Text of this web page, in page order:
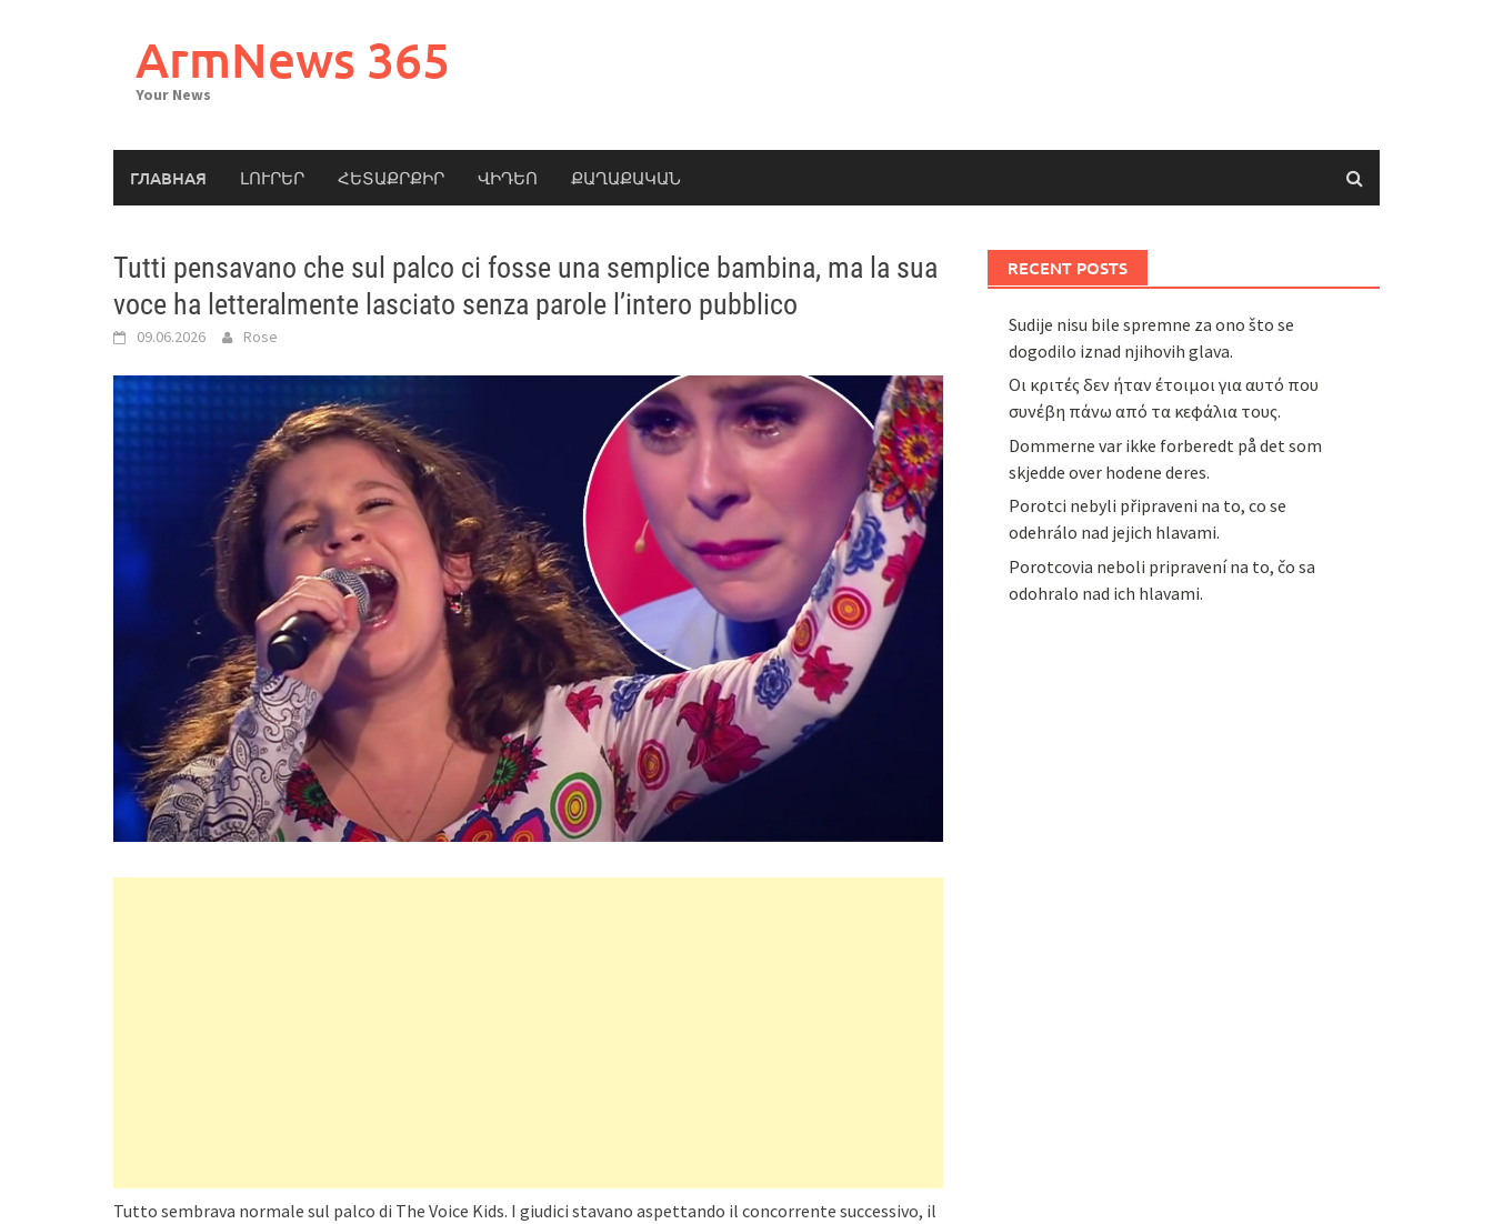
ArmNews 365
Your News
ГЛАВНАЯ ԼՈՒՐԵՐ ՀԵՏԱՔՐՔԻՐ ՎԻԴԵՈ ՔԱՂԱՔԱԿԱՆ
Tutti pensavano che sul palco ci fosse una semplice bambina, ma la sua
voce ha letteralmente lasciato senza parole l’intero pubblico
09.06.2026 Rose
Tutto sembrava normale sul palco di The Voice Kids. I giudici stavano aspettando il concorrente successivo, il
RECENT POSTS
Sudije nisu bile spremne za ono što se
dogodilo iznad njihovih glava.
Οι κριτές δεν ήταν έτοιμοι για αυτό που
συνέβη πάνω από τα κεφάλια τους.
Dommerne var ikke forberedt på det som
skjedde over hodene deres.
Porotci nebyli připraveni na to, co se
odehrálo nad jejich hlavami.
Porotcovia neboli pripravení na to, čo sa
odohralo nad ich hlavami.